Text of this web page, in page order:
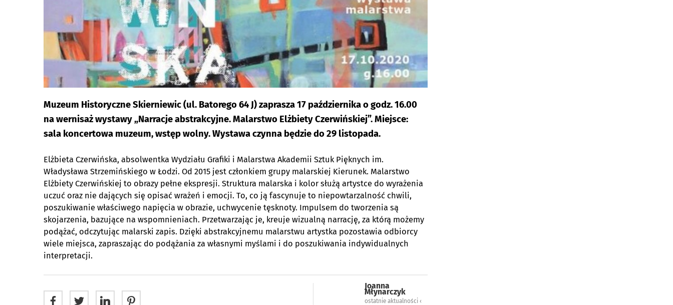
Muzeum Historyczne Skierniewic (ul. Batorego 64 J) zaprasza 17 października o godz. 16.00
na wernisaż wystawy „Narracje abstrakcyjne. Malarstwo Elżbiety Czerwińskiej”. Miejsce:
sala koncertowa muzeum, wstęp wolny. Wystawa czynna będzie do 29 listopada.
Elżbieta Czerwińska, absolwentka Wydziału Grafiki i Malarstwa Akademii Sztuk Pięknych im.
Władysława Strzemińskiego w Łodzi. Od 2015 jest członkiem grupy malarskiej Kierunek. Malarstwo
Elżbiety Czerwińskiej to obrazy pełne ekspresji. Struktura malarska i kolor służą artystce do wyrażenia
uczuć oraz nie dających się opisać wrażeń i emocji. To, co ją fascynuje to niepowtarzalność chwili,
poszukiwanie właściwego napięcia w obrazie, uchwycenie tęsknoty. Impulsem do tworzenia są
skojarzenia, bazujące na wspomnieniach. Przetwarzając je, kreuje wizualną narrację, za którą możemy
podążać, odczytując malarski zapis. Dzięki abstrakcyjnemu malarstwu artystka pozostawia odbiorcy
wiele miejsca, zapraszając do podążania za własnymi myślami i do poszukiwania indywidualnych
interpretacji.
Joanna
Młynarczyk
ostatnie aktualności ‹